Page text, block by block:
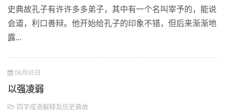
史典故孔子有许许多多弟子，其中有一个名叫宰予的，能说
会道，利口善辩。他开始给孔子的印象不错，但后来渐渐地
露...
08月05日
以强凌弱
四字成语解释及历史典故